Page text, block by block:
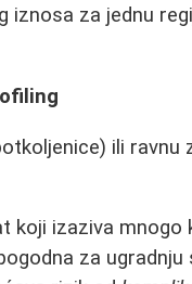
iznosa za jednu
ili ravnu
koji izaziva mnogo
za